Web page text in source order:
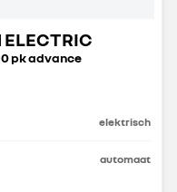
ELECTRIC
pk advance
elektrisch
automaat